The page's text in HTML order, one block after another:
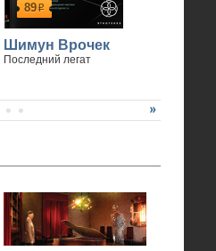
89р
Шимун Врочек
Последний легат